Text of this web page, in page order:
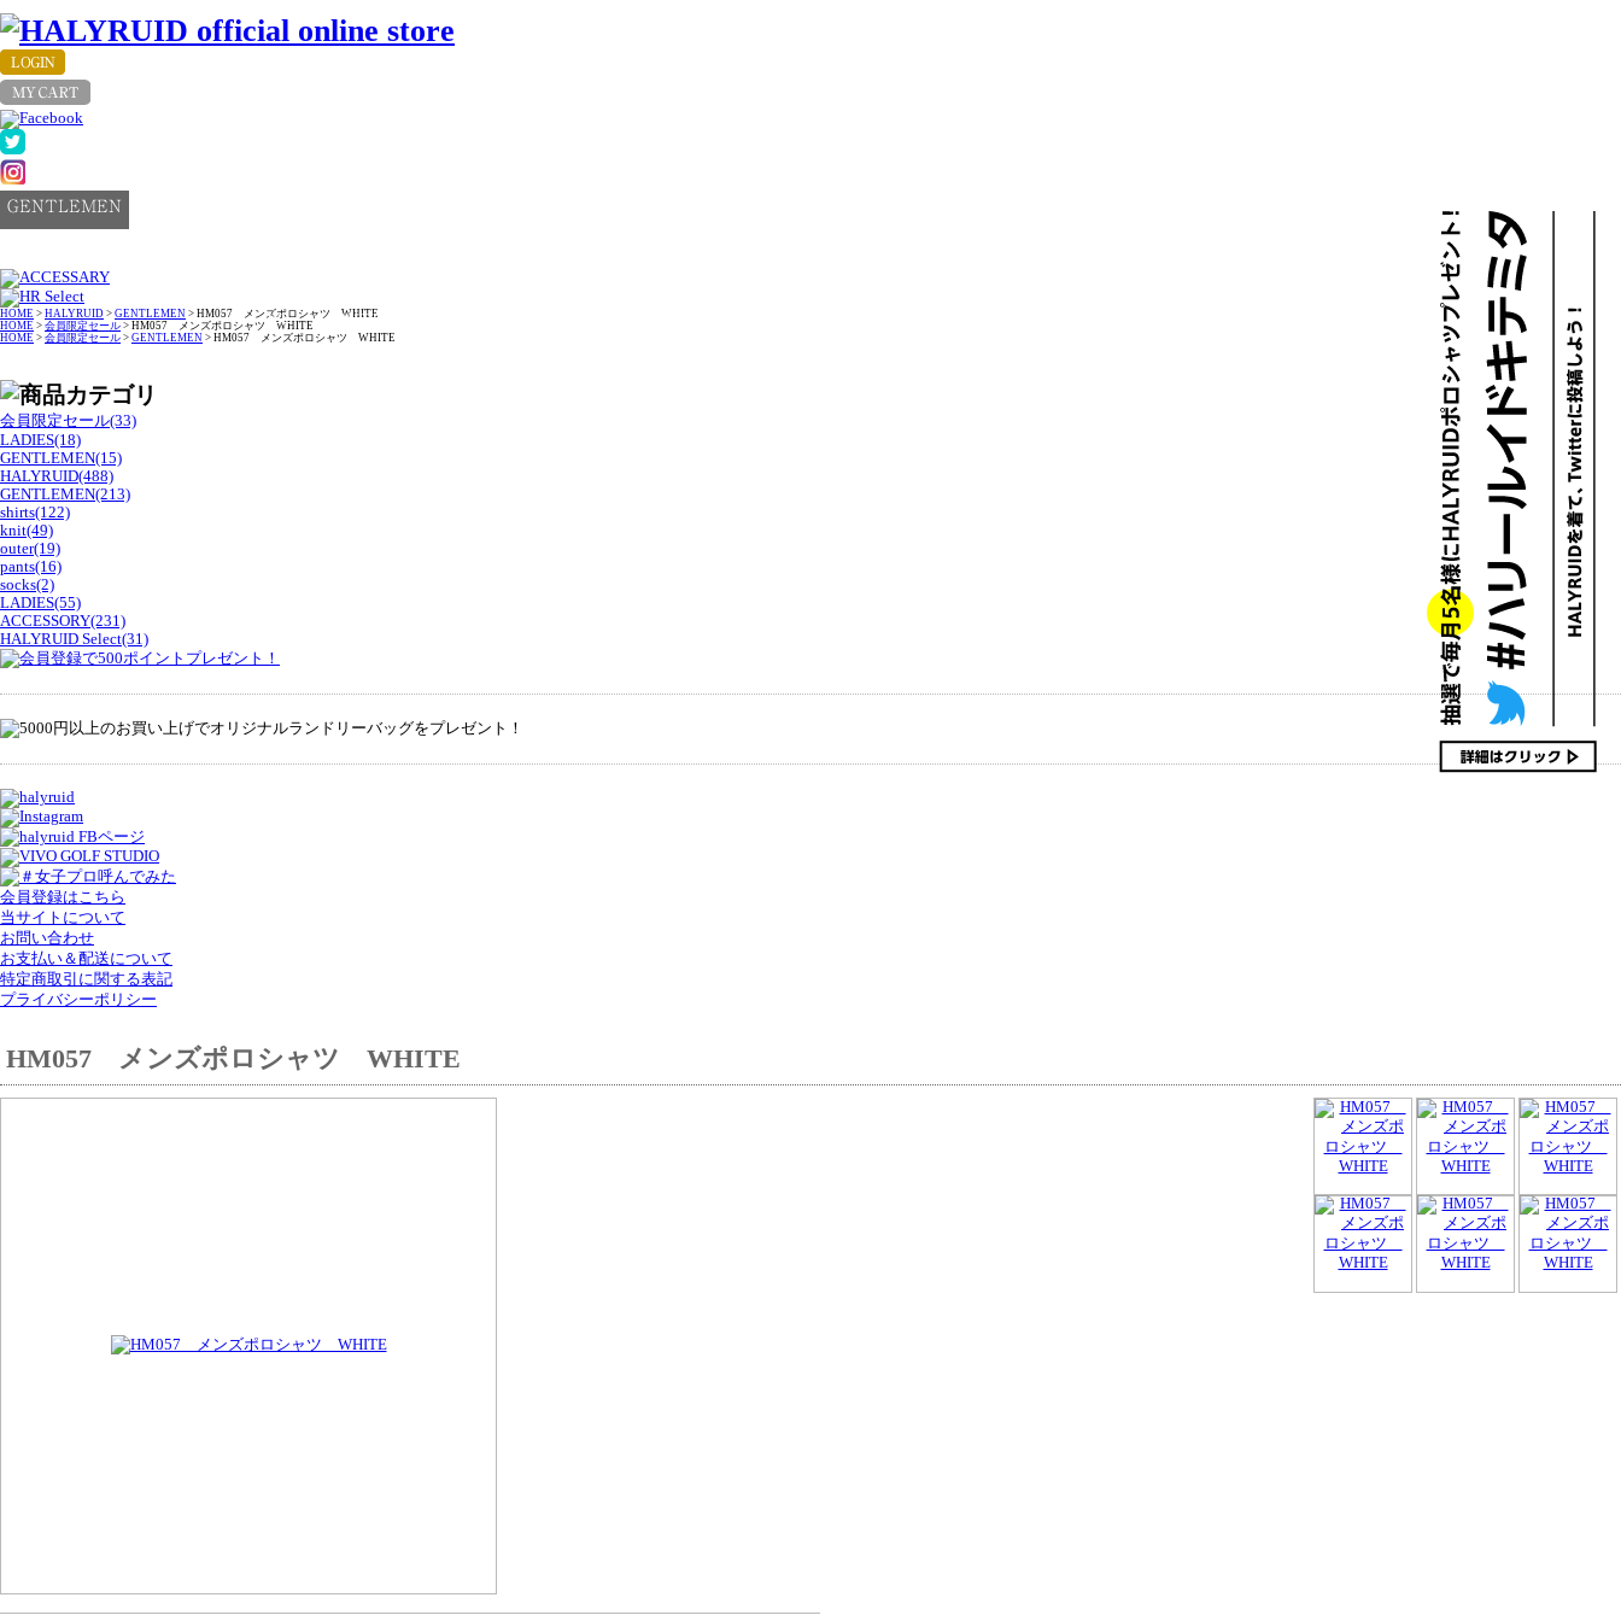
top bottom
HOME > HALYRUID > GENTLEMEN > HM057 メンズポロシャツ WHITE
HOME > 会員限定セール > HM057 メンズポロシャツ WHITE
HOME > 会員限定セール > GENTLEMEN > HM057 メンズポロシャツ WHITE
会員限定セール(33)
LADIES(18)
GENTLEMEN(15)
HALYRUID(488)
GENTLEMEN(213)
shirts(122)
knit(49)
outer(19)
pants(16)
socks(2)
LADIES(55)
ACCESSORY(231)
HALYRUID Select(31)
会員登録はこちら
当サイトについて
お問い合わせ
お支払い＆配送について
特定商取引に関する表記
プライバシーポリシー
HM057 メンズポロシャツ WHITE